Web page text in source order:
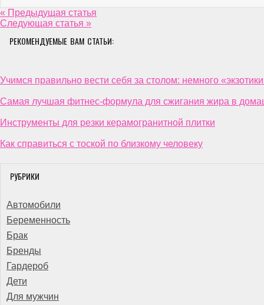
« Предыдущая статья
Следующая статья »
РЕКОМЕНДУЕМЫЕ ВАМ СТАТЬИ:
Учимся правильно вести себя за столом: немного
Самая лучшая фитнес-формула для сжигания жира в
Инструменты для резки керамогранитной плитки
Как справиться с тоской по близкому человеку
РУБРИКИ
Автомобили
Беременность
Брак
Бренды
Гардероб
Дети
Для мужчин